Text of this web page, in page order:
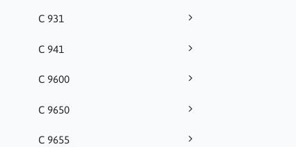
C 931
C 941
C 9600
C 9650
C 9655